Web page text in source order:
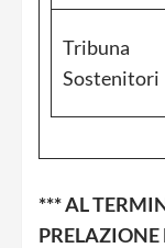
Tribuna
Sostenitori
*** AL